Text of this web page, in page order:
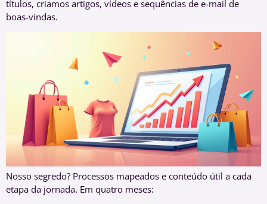
títulos, criamos artigos, vídeos e sequências de e-mail de
boas-vindas.
Nosso segredo? Processos mapeados e conteúdo útil a cada
etapa da jornada. Em quatro meses: